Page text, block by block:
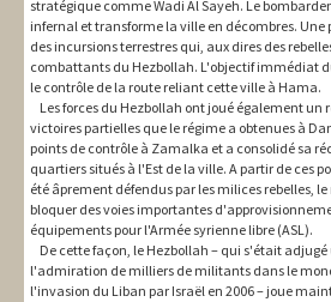
stratégique comme Wadi Al Sayeh. Le
infernal et transforme la ville en décombres. Une
des incursions terrestres qui, aux dires des
combattants du Hezbollah. L'objectif immédiat
le contrôle de la route reliant cette ville à Hama.
Les forces du Hezbollah ont joué également un
victoires partielles que le régime a obtenues à
points de contrôle à Zamalka et a consolidé sa
quartiers situés à l'Est de la ville. A partir de ces
été âprement défendus par les milices rebelles,
bloquer des voies importantes
équipements pour l'Armée syrienne libre (ASL).
De cette façon, le Hezbollah – qui s'était
l'admiration de milliers de militants dans le
l'invasion du Liban par Israël en 2006 – joue